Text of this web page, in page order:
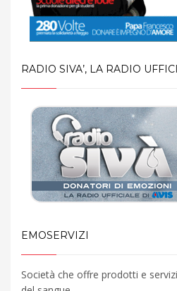
RADIO SIVA’, LA RADIO
EMOSERVIZI
Società che offre prodotti e